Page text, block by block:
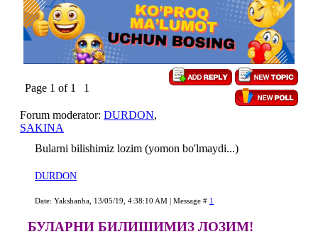
Page 1 of 1 1
Forum moderator: DURDON,
SAKINA
Bularni bilishimiz lozim (yomon bo'lmaydi...)
DURDON
Date: Yakshanba, 13/05/19, 4:38:10 AM | Message # 1
БУЛАРНИ БИЛИШИМИЗ ЛОЗИМ!